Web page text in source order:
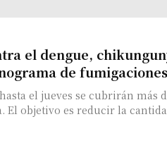
el dengue,
de
el jueves se cubrirán más
El objetivo es reducir la